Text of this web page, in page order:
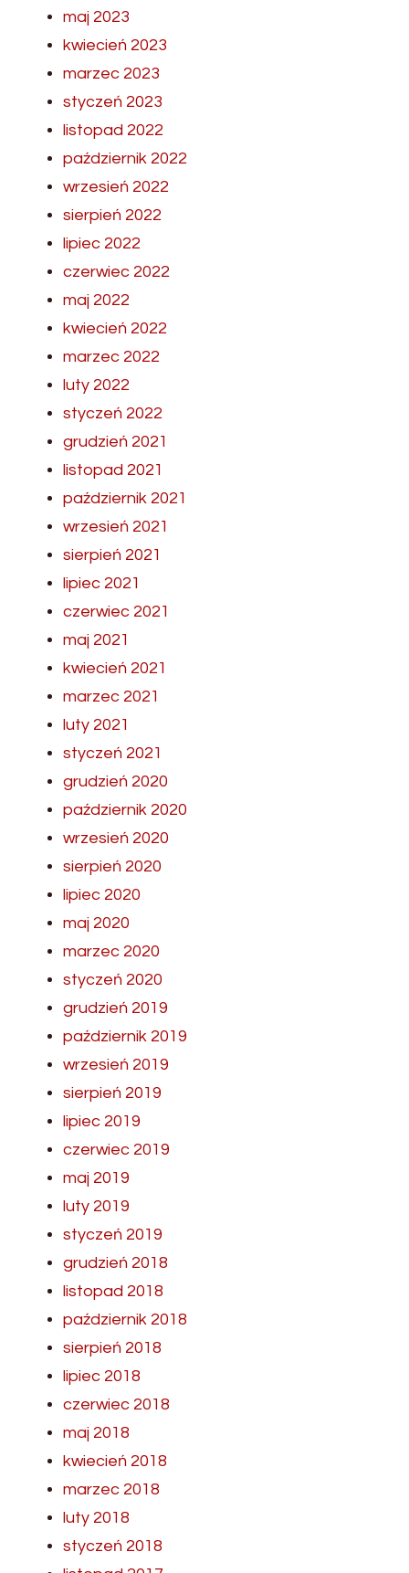
maj 2023
kwiecień 2023
marzec 2023
styczeń 2023
listopad 2022
październik 2022
wrzesień 2022
sierpień 2022
lipiec 2022
czerwiec 2022
maj 2022
kwiecień 2022
marzec 2022
luty 2022
styczeń 2022
grudzień 2021
listopad 2021
październik 2021
wrzesień 2021
sierpień 2021
lipiec 2021
czerwiec 2021
maj 2021
kwiecień 2021
marzec 2021
luty 2021
styczeń 2021
grudzień 2020
październik 2020
wrzesień 2020
sierpień 2020
lipiec 2020
maj 2020
marzec 2020
styczeń 2020
grudzień 2019
październik 2019
wrzesień 2019
sierpień 2019
lipiec 2019
czerwiec 2019
maj 2019
luty 2019
styczeń 2019
grudzień 2018
listopad 2018
październik 2018
sierpień 2018
lipiec 2018
czerwiec 2018
maj 2018
kwiecień 2018
marzec 2018
luty 2018
styczeń 2018